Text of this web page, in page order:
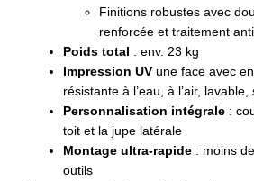
Finitions robustes avec
renforcée et traitement
Poids total : env. 23 kg
Impression UV une face avec
résistante à l’eau, à l’air,
Personnalisation intégrale :
toit et la jupe latérale
Montage ultra-rapide : moins
outils